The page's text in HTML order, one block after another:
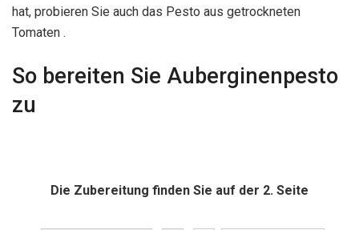
hat, probieren Sie auch das Pesto aus getrockneten
Tomaten .
So bereiten Sie Auberginenpesto
zu
Die Zubereitung finden Sie auf der 2. Seite